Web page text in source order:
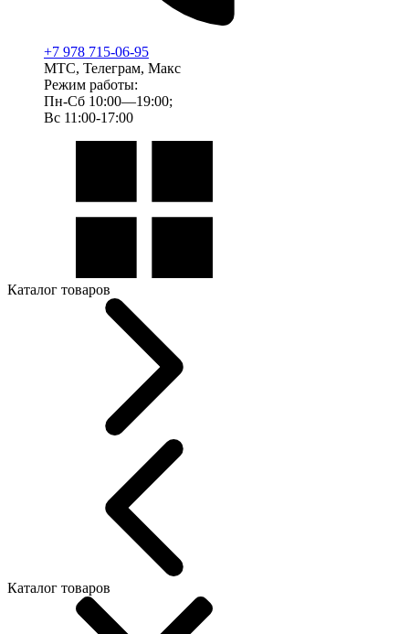
+7 978 715-06-95
МТС, Телеграм, Макс
Режим работы:
Пн-Сб 10:00—19:00;
Вс 11:00-17:00
Каталог товаров
Каталог товаров